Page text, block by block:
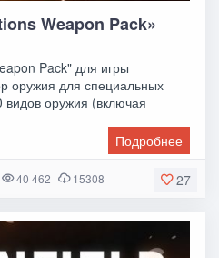
Weapon Pack»
Pack" для игры
оружия для специальных
оружия (включая
Подробнее
27
40 462 15308